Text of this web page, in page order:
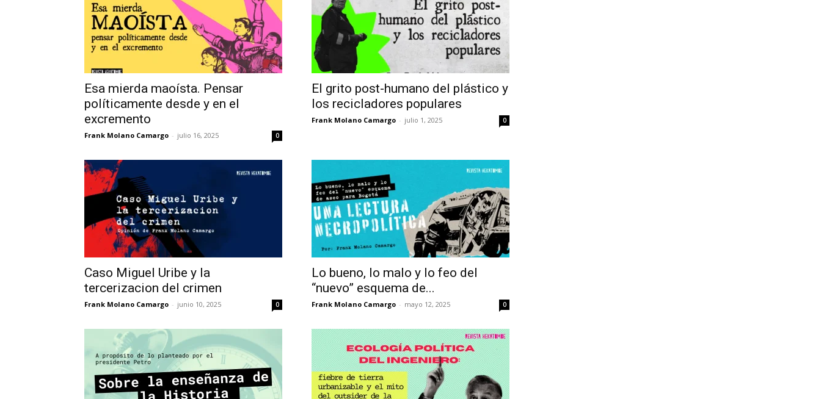
Esa mierda maoísta. Pensar
políticamente desde y en el
excremento
Frank Molano Camargo - julio 16, 2025 0
El grito post-humano del plástico y
los recicladores populares
Frank Molano Camargo - julio 1, 2025 0
Caso Miguel Uribe y la
tercerizacion del crimen
Frank Molano Camargo - junio 10, 2025 0
Lo bueno, lo malo y lo feo del
“nuevo” esquema de...
Frank Molano Camargo - mayo 12, 2025 0